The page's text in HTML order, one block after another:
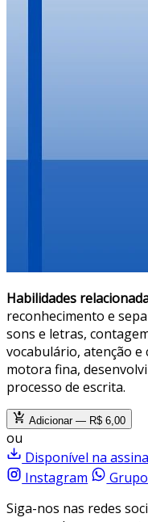
Habilidades
reconhecimento e
sons e letras,
vocabulário, atenção e
motora fina,
processo de escrita.
Adicionar — R$ 6,00
ou
Disponível na
Instagram
Grupo
Siga-nos nas redes